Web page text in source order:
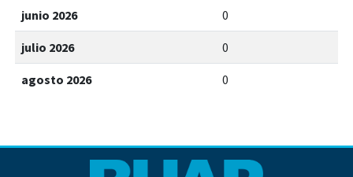
junio 2026 0
julio 2026 0
agosto 2026 0